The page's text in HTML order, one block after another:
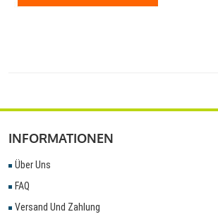
INFORMATIONEN
Über Uns
FAQ
Versand Und Zahlung